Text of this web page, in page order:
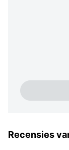
Recensies